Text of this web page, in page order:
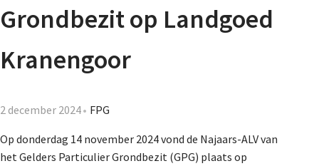
Grondbezit op Landgoed
Kranengoor
2 december 2024 FPG
Op donderdag 14 november 2024 vond de Najaars-ALV van
het Gelders Particulier Grondbezit (GPG) plaats op